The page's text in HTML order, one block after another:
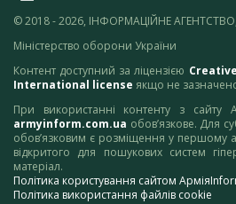
© 2018 - 2026, ІНФОРМАЦІЙНЕ АГЕНТСТВО,
Міністерство оборони України
Контент доступний за ліцензією
International license якщо не
При використанні контенту з сайту
armyinform.com.ua обов’язкове. Для
обов’язковим є розміщення у першому
відкритого для пошукових систем
матеріал.
Політика користування сайтом
Політика використання файлів cookie